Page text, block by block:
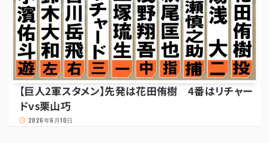
【巨人2軍スタメン】先発は花田侑樹 4番はリチャー
ドvs栗山巧
2026年6月10日